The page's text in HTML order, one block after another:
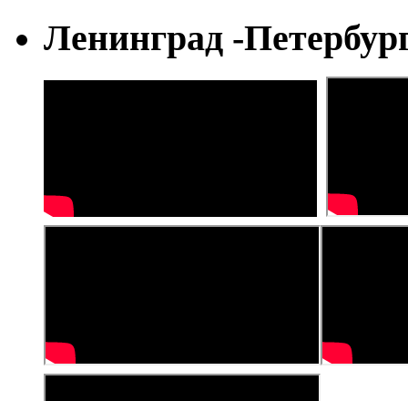
Ленинград -